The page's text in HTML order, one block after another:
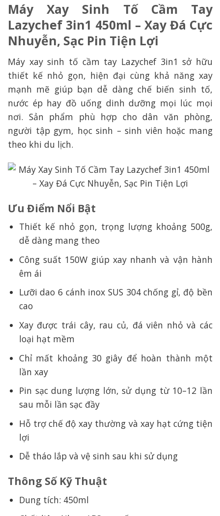
Máy Xay Sinh Tố Cầm Tay
Lazychef 3in1 450ml – Xay Đá Cực
Nhuyễn, Sạc Pin Tiện Lợi
Máy xay sinh tố cầm tay Lazychef 3in1 sở hữu
thiết kế nhỏ gọn, hiện đại cùng khả năng xay
mạnh mẽ giúp bạn dễ dàng chế biến sinh tố,
nước ép hay đồ uống dinh dưỡng mọi lúc mọi
nơi. Sản phẩm phù hợp cho dân văn phòng,
người tập gym, học sinh – sinh viên hoặc mang
theo khi du lịch.
Ưu Điểm Nổi Bật
Thiết kế nhỏ gọn, trọng lượng khoảng 500g,
dễ dàng mang theo
Công suất 150W giúp xay nhanh và vận hành
êm ái
Lưỡi dao 6 cánh inox SUS 304 chống gỉ, độ bền
cao
Xay được trái cây, rau củ, đá viên nhỏ và các
loại hạt mềm
Chỉ mất khoảng 30 giây để hoàn thành một
lần xay
Pin sạc dung lượng lớn, sử dụng từ 10–12 lần
sau mỗi lần sạc đầy
Hỗ trợ chế độ xay thường và xay hạt cứng tiện
lợi
Dễ tháo lắp và vệ sinh sau khi sử dụng
Thông Số Kỹ Thuật
Dung tích: 450ml